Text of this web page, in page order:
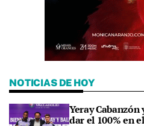
NOTICIAS DE HOY
Yeray
dar el 100% en